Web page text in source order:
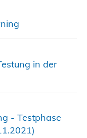
in der
- Testphase